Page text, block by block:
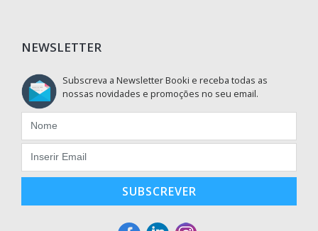
NEWSLETTER
Subscreva a Newsletter Booki e receba todas as
nossas novidades e promoções no seu email.
SUBSCREVER